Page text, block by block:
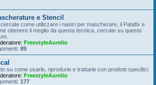
e Stencil
come utilizzare i nastri per mascherare, il Patafix e
ottenere il meglio da questa tecnica, cercate su questo
FreestyleAurelio
89
su come usarle, riprodurle e trattarle con prodotti specifici.
FreestyleAurelio
177